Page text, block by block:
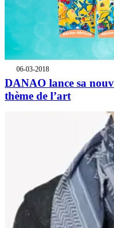
06-03-2018
DANAO lance sa
thème de l’art